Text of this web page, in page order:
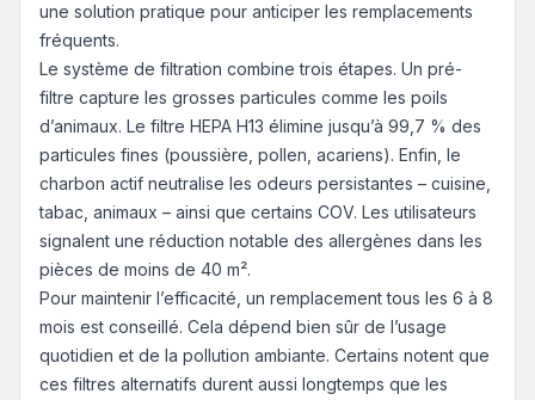
une solution pratique pour anticiper les remplacements
fréquents.
Le système de filtration combine trois étapes. Un pré-
filtre capture les grosses particules comme les poils
d’animaux. Le filtre HEPA H13 élimine jusqu’à 99,7 % des
particules fines (poussière, pollen, acariens). Enfin, le
charbon actif neutralise les odeurs persistantes – cuisine,
tabac, animaux – ainsi que certains COV. Les utilisateurs
signalent une réduction notable des allergènes dans les
pièces de moins de 40 m².
Pour maintenir l’efficacité, un remplacement tous les 6 à 8
mois est conseillé. Cela dépend bien sûr de l’usage
quotidien et de la pollution ambiante. Certains notent que
ces filtres alternatifs durent aussi longtemps que les